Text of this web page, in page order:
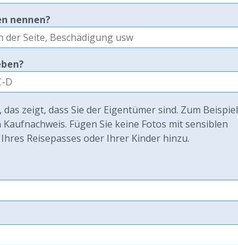
nennen?
zeigt, dass Sie der Eigentümer sind. Zum Beispiel
Fügen Sie keine Fotos mit sensiblen
Reisepasses oder Ihrer Kinder hinzu.